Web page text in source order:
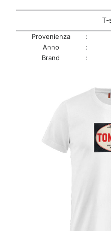
T-
Provenienza :
Anno
:
Brand
: